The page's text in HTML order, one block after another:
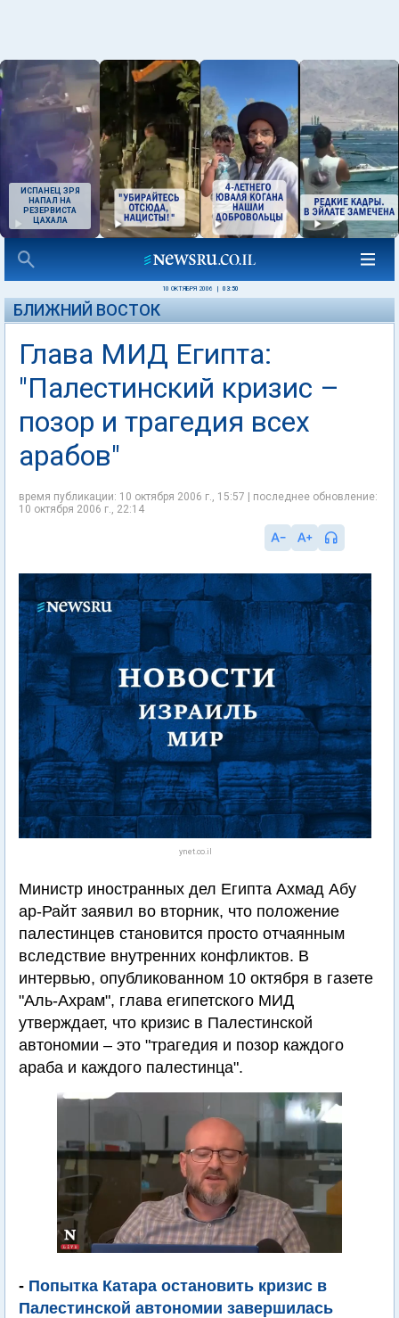
ИСПАНЕЦ ЗРЯ
НАПАЛ НА
РЕЗЕРВИСТА
ЦАХАЛА
10 ОКТЯБРЯ 2006 03:50
БЛИЖНИЙ ВОСТОК
Глава МИД Египта:
"Палестинский кризис –
позор и трагедия всех
арабов"
время публикации: 10 октября 2006 г., 15:57 | последнее обновление:
10 октября 2006 г., 22:14
ynet.co.il
Министр иностранных дел Египта Ахмад Абу
ар-Райт заявил во вторник, что положение
палестинцев становится просто отчаянным
вследствие внутренних конфликтов. В
интервью, опубликованном 10 октября в газете
"Аль-Ахрам", глава египетского МИД
утверждает, что кризис в Палестинской
автономии – это "трагедия и позор каждого
араба и каждого палестинца".
- Попытка Катара остановить кризис в
Палестинской автономии завершилась